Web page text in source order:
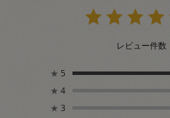
レビュー件数
★ 5
★ 4
★ 3